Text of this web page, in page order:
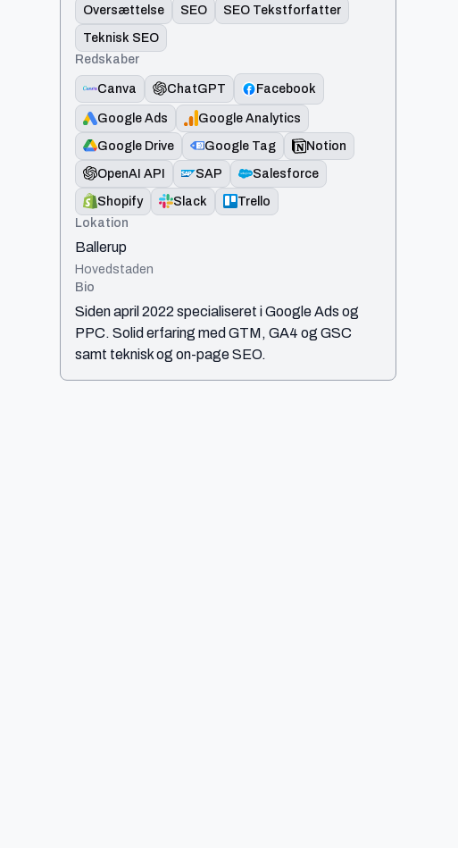
Oversættelse
SEO
SEO Tekstforfatter
Teknisk SEO
Redskaber
Canva
ChatGPT
Facebook
Google Ads
Google Analytics
Google Drive
Google Tag
Notion
OpenAI API
SAP
Salesforce
Shopify
Slack
Trello
Lokation
Ballerup
Hovedstaden
Bio
Siden april 2022 specialiseret i Google Ads og
PPC. Solid erfaring med GTM, GA4 og GSC
samt teknisk og on-page SEO.